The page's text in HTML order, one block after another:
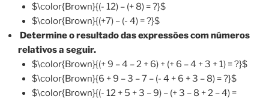
$\color{Brown}{(- 12) – (+ 8) = ?}$
$\color{Brown}{(+7) – (- 4) = ?}$
Determine o resultado das expressões com números
relativos a seguir.
$\color{Brown}{(+ 9 – 4 – 2 + 6) + (+ 6 – 4 + 3 + 1) = ?}$
$\color{Brown}{6 + 9 – 3 – 7 – (- 4 + 6 + 3 – 8) = ?}$
$\color{Brown}{(- 12 + 5 + 3 – 9) – (+ 3 – 8 + 2 – 4) =